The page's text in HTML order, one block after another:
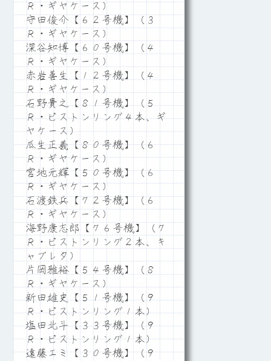
Ｒ・ギヤケース）
守田俊介【６２号機】（３
Ｒ・ギヤケース）
深谷知博【６０号機】（４
Ｒ・ギヤケース）
赤岩善生【１２号機】（４
Ｒ・ギヤケース）
石野貴之【８１号機】（５
Ｒ・ピストンリング４本、ギ
ヤケース）
瓜生正義【８０号機】（６
Ｒ・ギヤケース）
宮地元輝【５０号機】（６
Ｒ・ギヤケース）
石渡鉄兵【７２号機】（６
Ｒ・ギヤケース）
海野康志郎【７６号機】（７
Ｒ・ピストンリング２本、キ
ャブレタ）
片岡雅裕【５４号機】（８
Ｒ・ギヤケース）
新田雄史【５１号機】（９
Ｒ・ピストンリング１本）
塩田北斗【３３号機】（９
Ｒ・ピストンリング１本）
遠藤エミ【３０号機】（９